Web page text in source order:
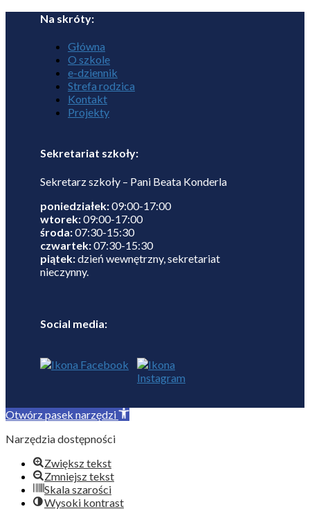
Na skróty:
Główna
O szkole
e-dziennik
Strefa rodzica
Kontakt
Projekty
Sekretariat szkoły:
Sekretarz szkoły – Pani Beata Konderla
poniedziałek:09:00-17:00
wtorek:09:00-17:00
środa:07:30-15:30
czwartek:07:30-15:30
piątek:dzień wewnętrzny, sekretariat
nieczynny.
Social media:
Otwórz pasek narzędzi
Narzędzia dostępności
Zwiększ tekst
Zmniejsz tekst
Skala szarości
Wysoki kontrast